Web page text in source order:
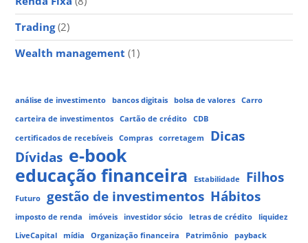
Trading(2)
Wealth management (1)
análise de investimento bancos digitais bolsa de valores
Carro
carteira de investimentos
Cartão de crédito
CDB
certificados de recebíveis
Compras corretagem
Dicas
Dívidas e-book
educação financeira
Estabilidade Filhos
Futuro gestão de investimentos Hábitos
imposto de renda imóveis investidor sócio letras de crédito
liquidez
LiveCapital
mídia Organização financeira Patrimônio
payback